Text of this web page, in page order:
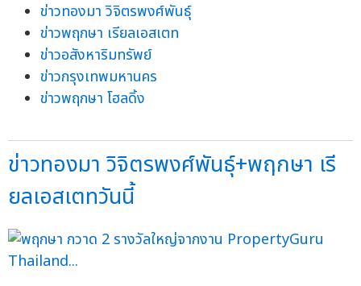
ข่าวทองมา วิจิตรพงศ์พันธุ์
ข่าวพฤกษา เรียลเอสเตท
ข่าวอสังหาริมทรัพย์
ข่าวกรุงเทพมหานคร
ข่าวพฤกษา โฮลดิ้ง
ข่าวทองมา วิจิตรพงศ์พันธุ์+พฤกษา เรี
ยลเอสเตทวันนี้